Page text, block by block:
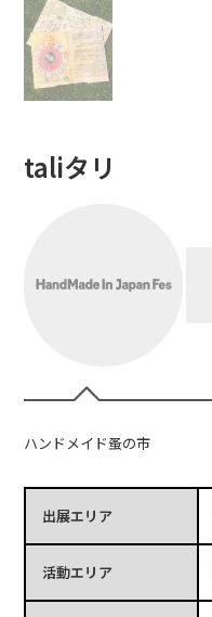
taliタリ
ハンドメイド蚤の市
出展エリア
活動エリア